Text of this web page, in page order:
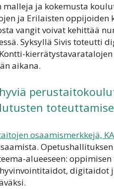
ja kokemusta
ja Erilaisten oppijoiden
vangit voivat kehittää
Syksyllä Sivis toteutti
aikana.
osaamismerkkejä,
alueeseen: oppimisen
digitaidot